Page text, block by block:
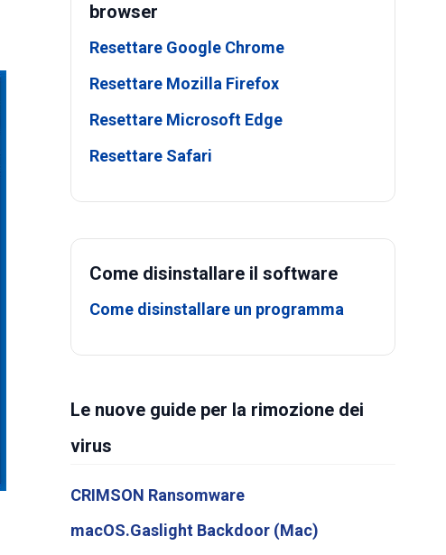
browser
Resettare Google Chrome
Resettare Mozilla Firefox
Resettare Microsoft Edge
Resettare Safari
Come disinstallare il software
Come disinstallare un programma
Le nuove guide per la rimozione dei
virus
CRIMSON Ransomware
macOS.Gaslight Backdoor (Mac)